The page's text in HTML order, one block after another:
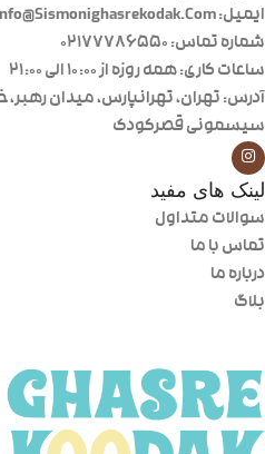
ایمیل: Info@Sismonighasrekodak.Com
شماره تماس: 02177786550
ساعات کاری: همه روزه از ۱۰:۰۰ الی ۲۱:۰۰
آدرس: تهران، تهرانپارس، میدان
سیسمونی قصرکودک
لینک های مفید
سوالات متداول
تماس با ما
درباره ما
بلاگ